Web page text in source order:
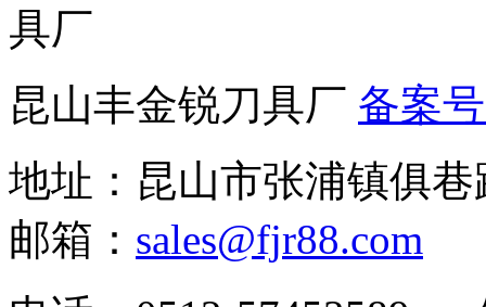
昆山丰金锐刀具厂 备案
地址：昆山市张浦镇俱
邮箱： sales@fjr88.com